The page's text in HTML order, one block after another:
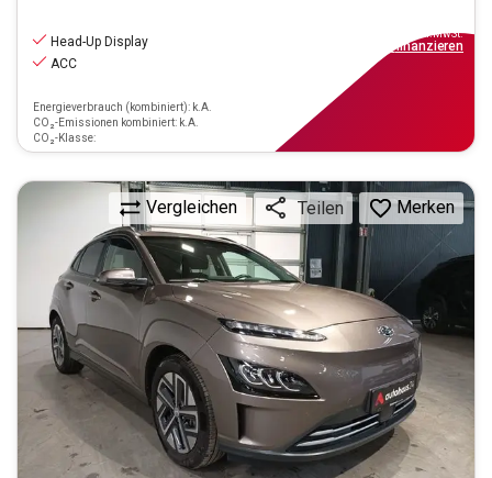
Head-Up Display
ACC
Energieverbrauch (kombiniert): k.A.
CO₂-Emissionen kombiniert: k.A.
CO₂-Klasse:
inkl.MwSt.
finanzieren
Vergleichen Teilen Merken